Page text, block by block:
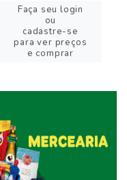
Faça seu login
ou
cadastre-se
para ver preços
e comprar